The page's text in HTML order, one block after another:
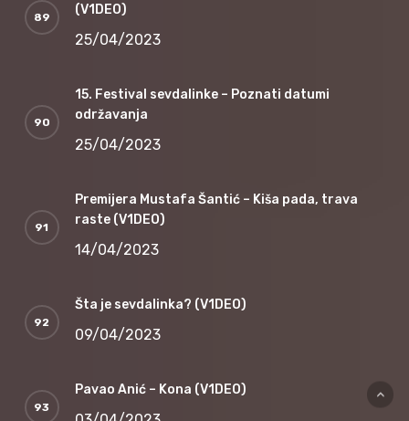
(V1DEO)
25/04/2023
15. Festival sevdalinke – Poznati datumi
održavanja
25/04/2023
Premijera Mustafa Šantić – Kiša pada, trava
raste (V1DEO)
14/04/2023
Šta je sevdalinka? (V1DEO)
09/04/2023
Pavao Anić – Kona (V1DEO)